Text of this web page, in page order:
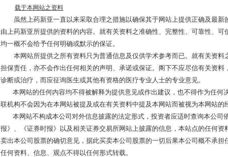
载于本网站之资料
虽然上药新亚一直以来采取合理之措施以确保其于网站上提供正确及最新
由上药新亚所提供的资料的内容。就有关资料之准确性、完整性、可靠性、
均一概不会给予任何明确或默示的保证。
本网站所提供之所有资料只为普通信息及仅供学术参考而已。就有关资料
担保责任，亦不会作出任何相关的声明、承诺或保证。阁下不应尽信有关资
诊断或治疗，而应征询医生或其他有资格的医疗专业人士的专业意见。
本网站的任何内容均不得被解释为提供意见或作出建议，也不得作为任何
联机构不会因为在本网站被提及或在有关资料中提及本网站而被视为本网站的
本网站不构成本公司对外信息披露的法定形式，投资者应适时查询本公司
报》、《证券时报》以及相关证券交易所网站上披露的信息，本站点的任何
卖出本公司股票的确切意见，据此买卖本公司股票的一切后果本公司概不承
任何资料、信息、观点不得以任何形式转载。